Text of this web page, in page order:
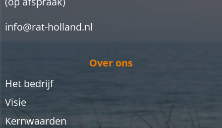
info@rat-holland.nl
Over ons
Het bedrijf
Visie
Kernwaarden